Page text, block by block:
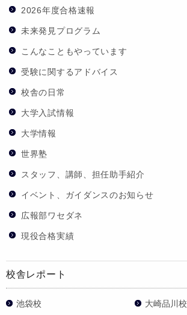
2026年度合格速報
未来発見プログラム
こんなこともやっています
受験に関するアドバイス
校舎の日常
大学入試情報
大学情報
世界塾
スタッフ、講師、担任助手紹介
イベント、ガイダンスのお知らせ
広報部ワセダネ
現役合格実績
校舎レポート
池袋校 大崎品川校